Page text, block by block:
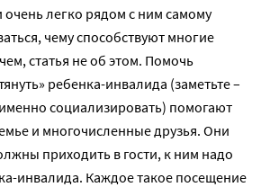
легко рядом с ним самому
чему способствуют многие
статья не об этом. Помочь
ребенка-инвалида (заметьте –
социализировать) помогают
и многочисленные друзья. Они
приходить в гости, к ним надо
инвалида. Каждое такое посещение